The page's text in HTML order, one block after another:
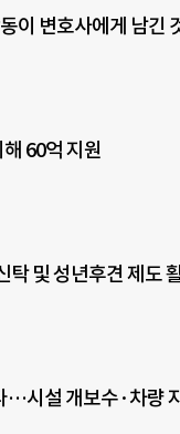
이 변호사에게 남긴
60억 지원
및 성년후견 제도
…시설 개보수·차량